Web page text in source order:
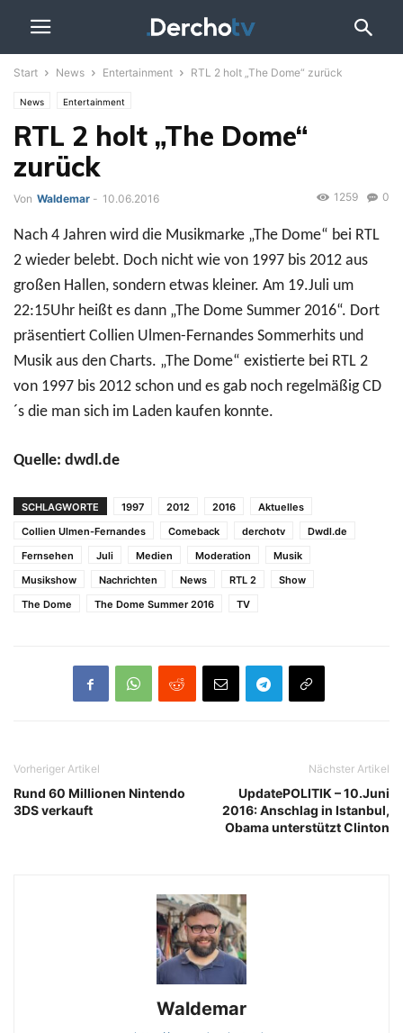
Start News Entertainment RTL 2 holt „The Dome“ zurück
News Entertainment
RTL 2 holt „The Dome“
zurück
Von Waldemar - 10.06.2016 0
1259
Nach 4 Jahren wird die Musikmarke „The Dome“ bei RTL
2 wieder belebt. Doch nicht wie von 1997 bis 2012 aus
großen Hallen, sondern etwas kleiner. Am 19.Juli um
22:15Uhr heißt es dann „The Dome Summer 2016“. Dort
präsentiert Collien Ulmen-Fernandes Sommerhits und
Musik aus den Charts. „The Dome“ existierte bei RTL 2
von 1997 bis 2012 schon und es gab noch regelmäßig CD
´s die man sich im Laden kaufen konnte.
Quelle: dwdl.de
SCHLAGWORTE 1997 2012 2016
Aktuelles
Collien Ulmen-Fernandes
Comeback derchotv
Dwdl.de
Fernsehen
Juli Medien Moderation
Musik
Musikshow
Nachrichten News RTL 2
Show
The Dome
The Dome Summer 2016 TV
Vorheriger Artikel
Rund 60 Millionen Nintendo
3DS verkauft
Nächster Artikel
UpdatePOLITIK – 10.Juni
2016: Anschlag in Istanbul,
Obama unterstützt Clinton
Waldemar